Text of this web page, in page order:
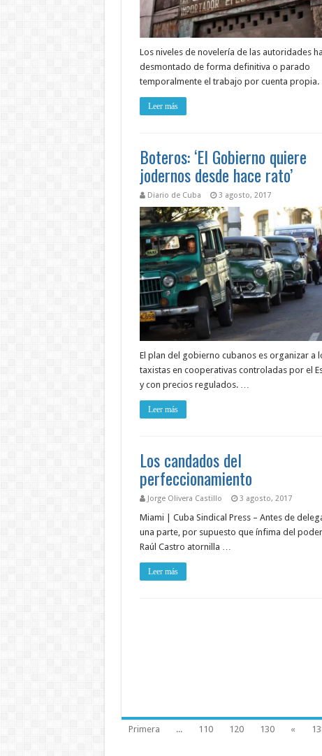
Los niveles de novelería de las autoridades
desmontado de forma definitiva o parado
temporalmente el trabajo por cuenta
Leer más
Boteros: ‘El Gobierno quiere
jodernos desde hace rato’
Diario de Cuba 3 agosto, 2017
El plan del gobierno cubanos es organizar a
taxistas en cooperativas controladas por el
y con precios regulados. …
Leer más
Los candados del
perfeccionamiento
Jorge Olivera Castillo 3 agosto, 2017
Miami | Cuba Sindical Press – Antes de
una parte, por supuesto que ínfima del
Raúl Castro atornilla …
Leer más
Primera ... 110 120 130 «